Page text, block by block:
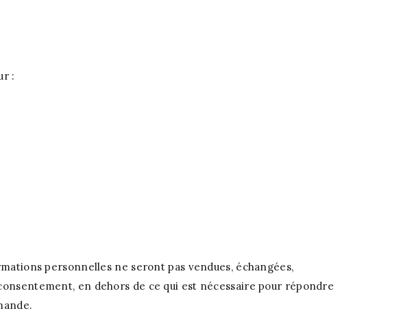
:
personnelles ne seront pas vendues, échangées,
en dehors de ce qui est nécessaire pour répondre